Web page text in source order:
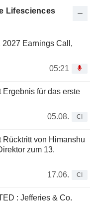
Lifesciences
Earnings Call,
05:21
für das erste
05.08.
CI
von Himanshu
zum 13.
17.06.
CI
: Jefferies & Co.